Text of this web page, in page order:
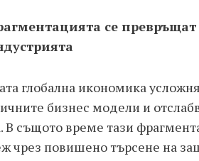
се
глобална икономика
бизнес модели и
В същото време тази
чрез повишено търсене на